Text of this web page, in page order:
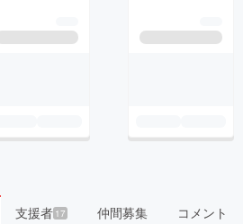
支援者 17 仲間募集 コメント